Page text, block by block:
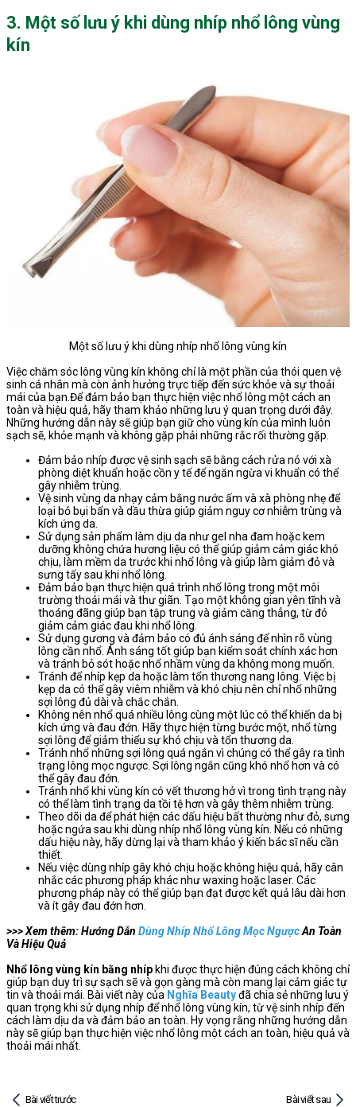
3. Một số lưu ý khi dùng nhíp nhổ lông vùng
kín
Một số lưu ý khi dùng nhíp nhổ lông vùng kín
Việc chăm sóc lông vùng kín không chỉ là một phần của thói quen vệ
sinh cá nhân mà còn ảnh hưởng trực tiếp đến sức khỏe và sự thoải
mái của bạn.Để đảm bảo bạn thực hiện việc nhổ lông một cách an
toàn và hiệu quả, hãy tham khảo những lưu ý quan trọng dưới đây.
Những hướng dẫn này sẽ giúp bạn giữ cho vùng kín của mình luôn
sạch sẽ, khỏe mạnh và không gặp phải những rắc rối thường gặp.
Đảm bảo nhíp được vệ sinh sạch sẽ bằng cách rửa nó với xà
phòng diệt khuẩn hoặc cồn y tế để ngăn ngừa vi khuẩn có thể
gây nhiễm trùng.
Vệ sinh vùng da nhạy cảm bằng nước ấm và xà phòng nhẹ để
loại bỏ bụi bẩn và dầu thừa giúp giảm nguy cơ nhiễm trùng và
kích ứng da.
Sử dụng sản phẩm làm dịu da như gel nha đam hoặc kem
dưỡng không chứa hương liệu có thể giúp giảm cảm giác khó
chịu, làm mềm da trước khi nhổ lông và giúp làm giảm đỏ và
sưng tấy sau khi nhổ lông.
Đảm bảo bạn thực hiện quá trình nhổ lông trong một môi
trường thoải mái và thư giãn. Tạo một không gian yên tĩnh và
thoáng đãng giúp bạn tập trung và giảm căng thẳng, từ đó
giảm cảm giác đau khi nhổ lông.
Sử dụng gương và đảm bảo có đủ ánh sáng để nhìn rõ vùng
lông cần nhổ. Ánh sáng tốt giúp bạn kiểm soát chính xác hơn
và tránh bỏ sót hoặc nhổ nhầm vùng da không mong muốn.
Tránh để nhíp kẹp da hoặc làm tổn thương nang lông. Việc bị
kẹp da có thể gây viêm nhiễm và khó chịu nên chỉ nhổ những
sợi lông đủ dài và chắc chắn.
Không nên nhổ quá nhiều lông cùng một lúc có thể khiến da bị
kích ứng và đau đớn. Hãy thực hiện từng bước một, nhổ từng
sợi lông để giảm thiểu sự khó chịu và tổn thương da.
Tránh nhổ những sợi lông quá ngắn vì chúng có thể gây ra tình
trạng lông mọc ngược. Sợi lông ngắn cũng khó nhổ hơn và có
thể gây đau đớn.
Tránh nhổ khi vùng kín có vết thương hở vì trong tình trạng này
có thể làm tình trạng da tồi tệ hơn và gây thêm nhiễm trùng.
Theo dõi da để phát hiện các dấu hiệu bất thường như đỏ, sưng
hoặc ngứa sau khi dùng nhíp nhổ lông vùng kín. Nếu có những
dấu hiệu này, hãy dừng lại và tham khảo ý kiến bác sĩ nếu cần
thiết.
Nếu việc dùng nhíp gây khó chịu hoặc không hiệu quả, hãy cân
nhắc các phương pháp khác như waxing hoặc laser. Các
phương pháp này có thể giúp bạn đạt được kết quả lâu dài hơn
và ít gây đau đớn hơn.
>>> Xem thêm: Hướng Dẫn Dùng Nhíp Nhổ Lông Mọc NgượcAn Toàn
Và Hiệu Quả
Nhổ lông vùng kín bằng nhíp khi được thực hiện đúng cách không chỉ
giúp bạn duy trì sự sạch sẽ và gọn gàng mà còn mang lại cảm giác tự
tin và thoải mái. Bài viết này của Nghĩa Beautyđã chia sẻ những lưu ý
quan trọng khi sử dụng nhíp để nhổ lông vùng kín, từ vệ sinh nhíp đến
cách làm dịu da và đảm bảo an toàn. Hy vọng rằng những hướng dẫn
này sẽ giúp bạn thực hiện việc nhổ lông một cách an toàn, hiệu quả và
thoải mái nhất.
Bài viết trước Bài viết sau